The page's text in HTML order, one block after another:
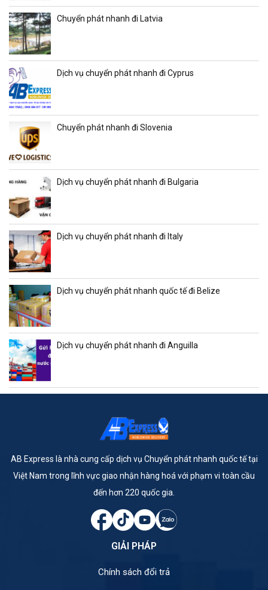
Chuyển phát nhanh đi Latvia
Dịch vụ chuyển phát nhanh đi Cyprus
Chuyển phát nhanh đi Slovenia
Dịch vụ chuyển phát nhanh đi Bulgaria
Dịch vụ chuyển phát nhanh đi Italy
Dịch vụ chuyển phát nhanh quốc tế đi Belize
Dịch vụ chuyển phát nhanh đi Anguilla
AB Express là nhà cung cấp dịch vụ Chuyển phát nhanh quốc tế tại
Việt Nam trong lĩnh vực giao nhận hàng hoá với phạm vi toàn cầu
đến hơn 220 quốc gia.
GIẢI PHÁP
Chính sách đổi trả